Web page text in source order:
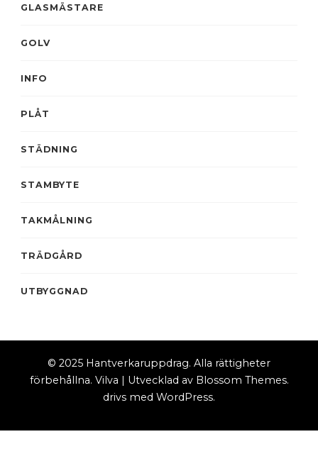
GLASMÄSTARE
GOLV
INFO
PLÅT
STÄDNING
STAMBYTE
TAKMÅLNING
TRÄDGÅRD
UTBYGGNAD
© 2025 Hantverkaruppdrag. Alla rättigheter
förbehållna. Vilva | Utvecklad av Blossom Themes.
drivs med WordPress.